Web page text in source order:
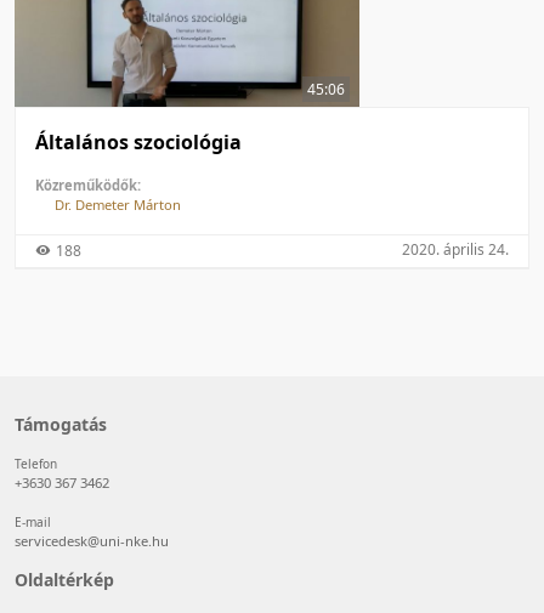
45:06
Általános szociológia
Közreműködők:
Dr. Demeter Márton
188 2020. április 24.
Támogatás
Telefon
+3630 367 3462
E-mail
servicedesk@uni-nke.hu
Oldaltérkép